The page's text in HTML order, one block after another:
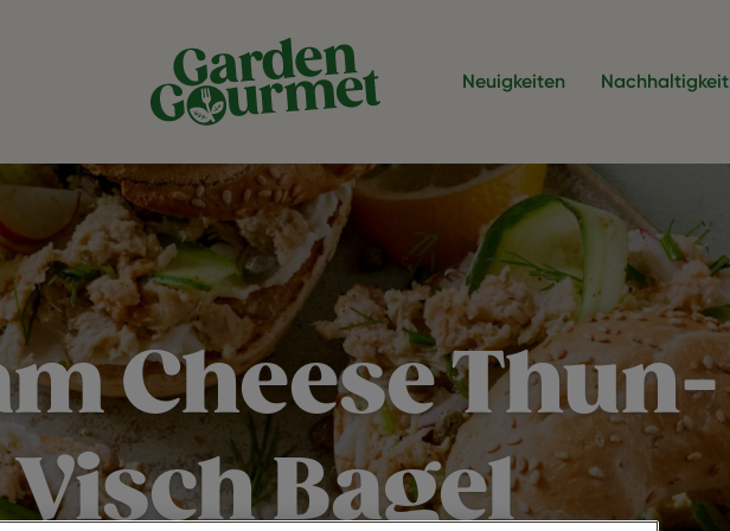
Neuigkeiten Nachhaltigkeit
Cheese Thun-
Visch Bagel